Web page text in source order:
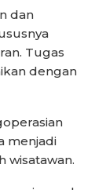
dan
Tugas
dengan
menjadi
wisatawan.